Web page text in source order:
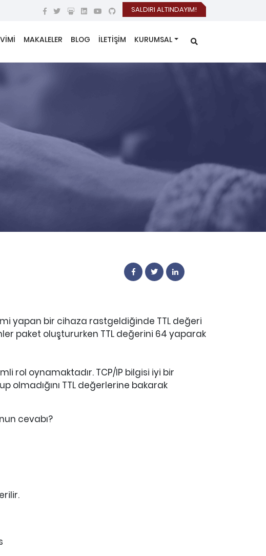
SALDIRI ALTINDAYIM!
MAKALELER BLOG İLETİŞİM KURUMSAL
yapan bir cihaza rastgeldiğinde TTL değeri
paket oluştururken TTL değerini 64 yaparak
rol oynamaktadır. TCP/IP bilgisi iyi bir
olmadığını TTL değerlerine bakarak
cevabı?